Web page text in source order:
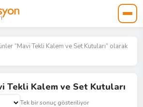
“Mavi Tekli Kalem ve Set Kutuları” olarak
Tekli Kalem ve Set Kutuları
Tek bir sonuç gösteriliyor